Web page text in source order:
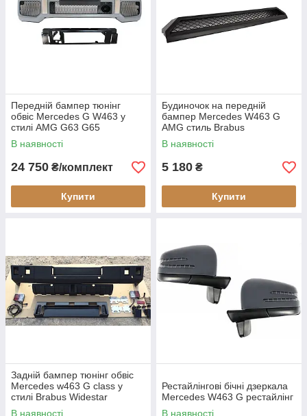
Передній бампер тюнінг
обвіс Mercedes G W463 у
стилі AMG G63 G65
В наявності
24 750 ₴/комплект
Купити
Будиночок на передній
бампер Mercedes W463 G
AMG стиль Brabus
В наявності
5 180 ₴
Купити
Задній бампер тюнінг обвіс
Mercedes w463 G class у
стилі Brabus Widestar
В наявності
Рестайлінгові бічні дзеркала
Mercedes W463 G рестайлінг
В наявності